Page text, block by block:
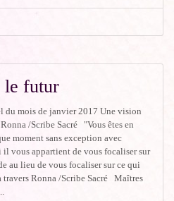
le futur
du mois de janvier 2017 Une vision
/Scribe Sacré "Vous êtes en
moment sans exception avec
il vous appartient de vous focaliser sur
au lieu de vous focaliser sur ce qui
travers Ronna /Scribe Sacré Maîtres